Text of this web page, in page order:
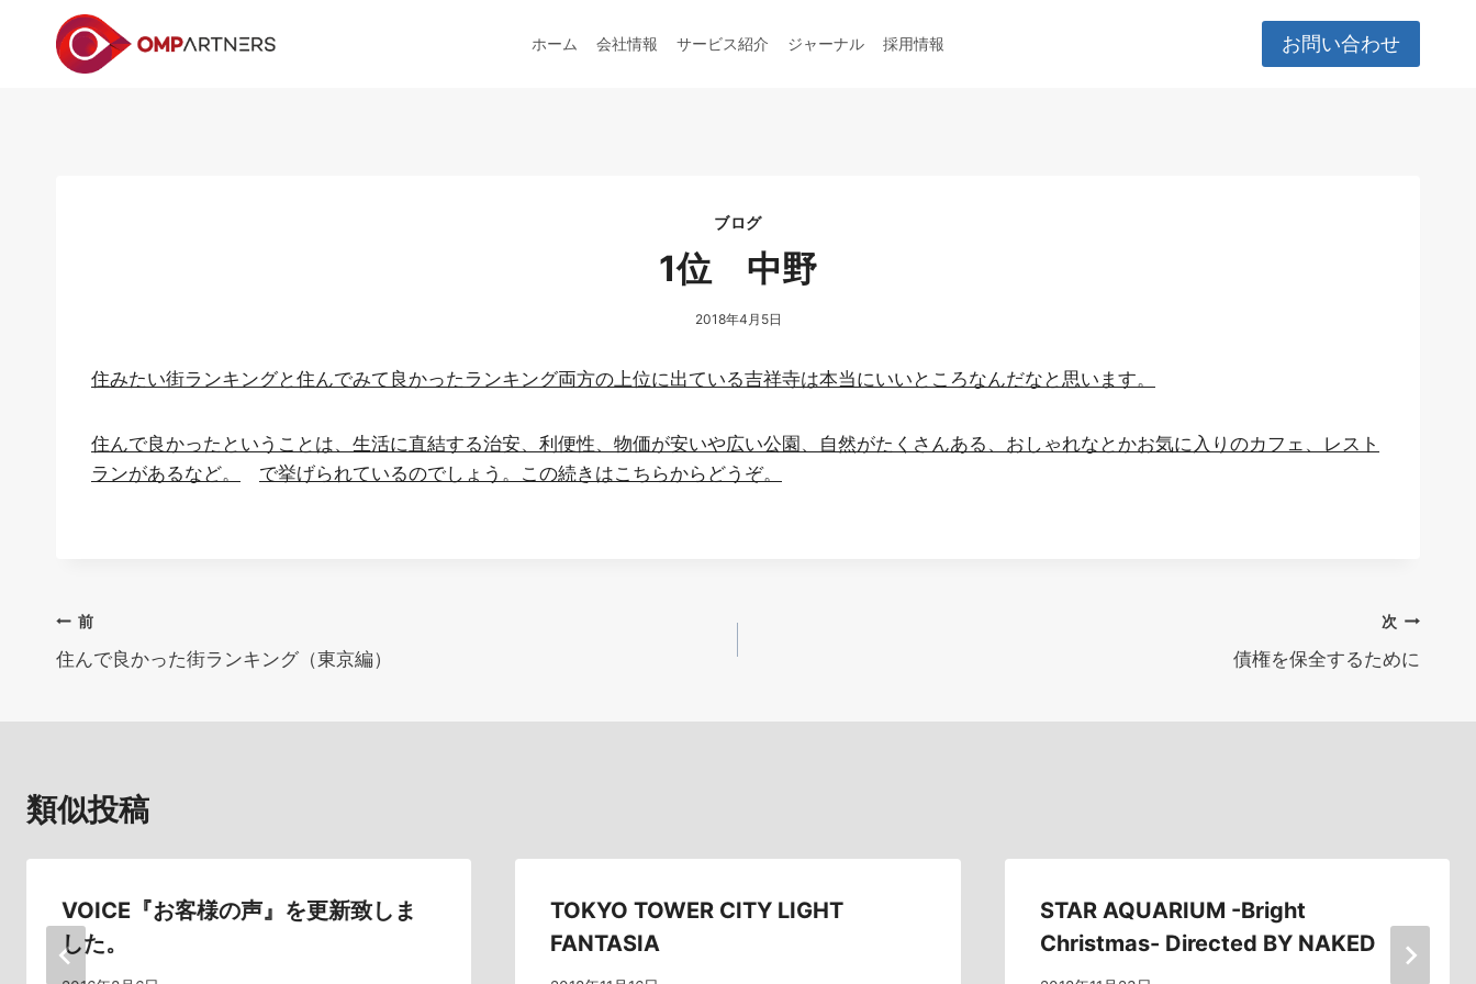
ホーム 会社情報 サービス紹介 ジャーナル 採用情報 お問い合わせ
ブログ
1位 中野
2018年4月5日
住みたい街ランキングと住んでみて良かったランキング両方の上位に出ている吉祥寺は本当にいいところなんだなと思います。
住んで良かったということは、生活に直結する治安、利便性、物価が安いや広い公園、自然がたくさんある、おしゃれなとかお気に入りのカフェ、レスト
ランがあるなど。
で挙げられているのでしょう。この続きはこちらからどうぞ。
投
稿
ゲ
ー
シ
ョ
前
住んで良かった街ランキング（東京編）
次
債権を保全するために
類似投稿
VOICE『お客様の声』を更新致しま
した。
TOKYO TOWER CITY LIGHT
FANTASIA
STAR AQUARIUM -Bright
Christmas- Directed BY NAKED